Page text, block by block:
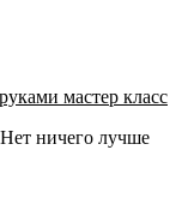
ничего лучше